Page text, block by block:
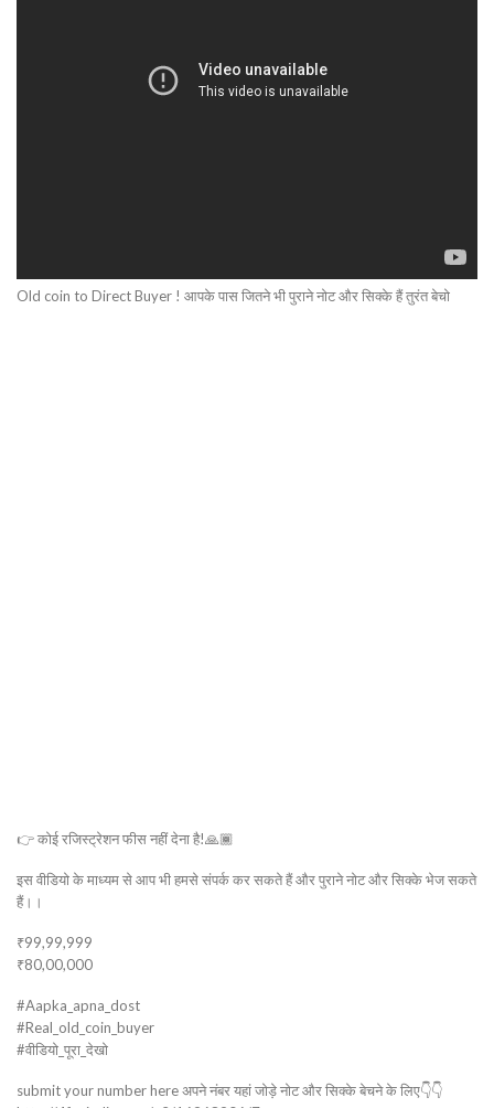
Old coin to Direct Buyer ! आपके पास जितने भी पुराने नोट और सिक्के हैं तुरंत बेचो
👉 कोई रजिस्ट्रेशन फीस नहीं देना है!🙏🏾
इस वीडियो के माध्यम से आप भी हमसे संपर्क कर सकते हैं और पुराने नोट और सिक्के भेज सकते
हैं।।
₹99,99,999
₹80,00,000
#Aapka_apna_dost
#Real_old_coin_buyer
#वीडियो_पूरा_देखो
submit your number here अपने नंबर यहां जोड़े नोट और सिक्के बेचने के लिए👇👇